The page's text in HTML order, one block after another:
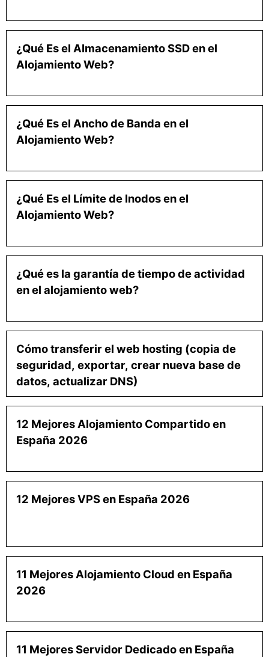
¿Qué Es el Almacenamiento SSD en el
Alojamiento Web?
¿Qué Es el Ancho de Banda en el
Alojamiento Web?
¿Qué Es el Límite de Inodos en el
Alojamiento Web?
¿Qué es la garantía de tiempo de actividad
en el alojamiento web?
Cómo transferir el web hosting (copia de
seguridad, exportar, crear nueva base de
datos, actualizar DNS)
12 Mejores Alojamiento Compartido en
España 2026
12 Mejores VPS en España 2026
11 Mejores Alojamiento Cloud en España
2026
11 Mejores Servidor Dedicado en España